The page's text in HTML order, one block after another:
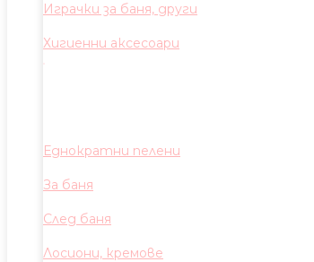
Играчки за баня, други
Хигиенни аксесоари
Еднократни пелени
За баня
След баня
Лосиони, кремове